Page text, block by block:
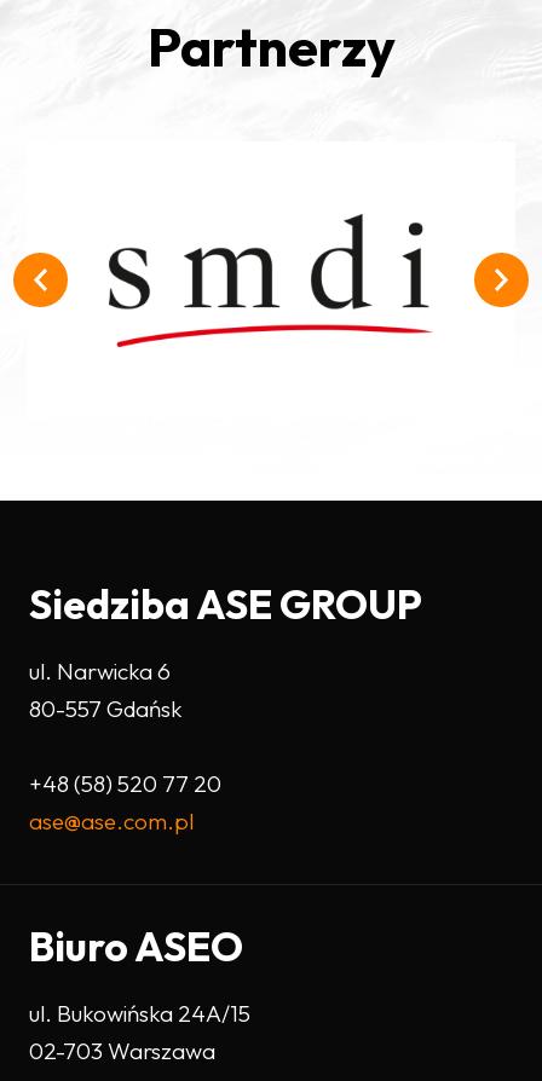
Partnerzy
Siedziba ASE GROUP
ul. Narwicka 6
80-557 Gdańsk
+48 (58) 520 77 20
ase@ase.com.pl
Biuro ASEO
ul. Bukowińska 24A/15
02-703 Warszawa